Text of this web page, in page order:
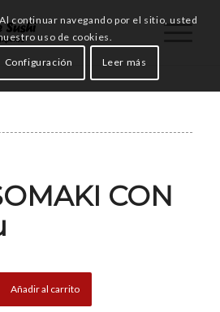
CON
Añadir al carrito
continuar navegando por el sitio, usted
uso de cookies.
Configuración Leer más